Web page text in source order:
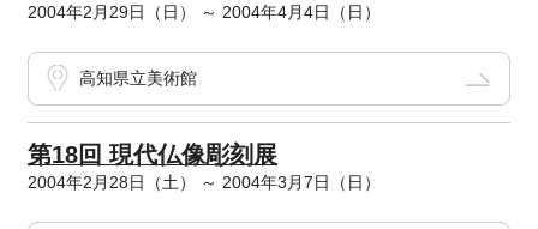
2004年2月29日（日） ～ 2004年4月4日（日）
高知県立美術館
第18回 現代仏像彫刻展
2004年2月28日（土） ～ 2004年3月7日（日）